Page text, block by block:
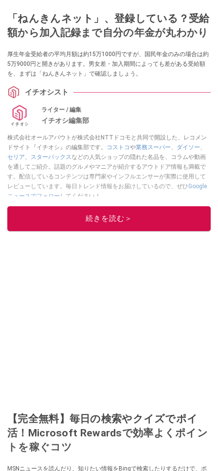
「ねんきんネット」、登録している？受給
額から加入記録まで自分の年金が丸わかり
厚生年金受給者の平均月額は約15万1000円ですが、国民年金のみの場合は約
5万9000円と開きがあります。男女差・加入期間によっても差がある受給額
を、まずは「ねんきんネット」で確認しましょう。
イチオシスト
ライター / 編集
イチオシ編集部
株式会社オールアバウトが株式会社NTTドコモと共同で開設した、レコメン
ドサイト『イチオシ』の編集部です。
コストコや業務スーパー、 ダイソー、
セリア、 スターバックスなどの人気ショップの隠れた名品を、コラムや動画
を通してご紹介。話題のグルメやマニアが紹介するアウトドア情報も満載で
す。配信しているコンテンツは専門家やインフルエンサーが実際に使用して
レビューしています。毎日トレンド情報をお届けしているので、ぜひGoogle
ニュースでフォロー してください！
続きを読む＞
【完全無料】毎日の検索やクイズでポイ
活！Microsoft Rewardsで効率よくポイン
トを稼ぐコツ
MSNニュースを読んだり、知りたい情報をBingで検索したりするだけで、ポ